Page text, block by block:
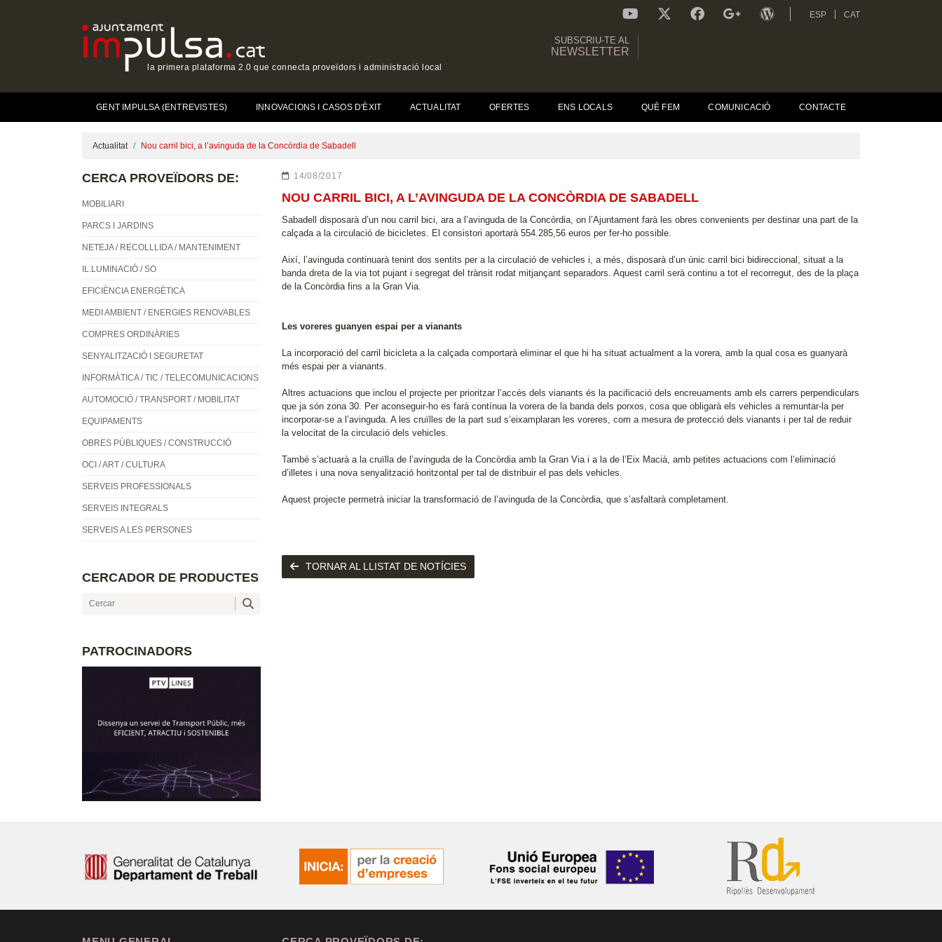
la primera plataforma 2.0 que connecta proveïdors i administració local
ESP CAT
SUBSCRIU-TE AL
NEWSLETTER
GENT IMPULSA (ENTREVISTES) INNOVACIONS I CASOS D'ÈXIT ACTUALITAT(CURRENT)OFERTES ENS LOCALS QUÈ FEM COMUNICACIÓ CONTACTE
Actualitat Nou carril bici, a l’avinguda de la Concòrdia de Sabadell
CERCA PROVEÏDORS DE:
MOBILIARI
PARCS I JARDINS
NETEJA / RECOLLLIDA / MANTENIMENT
IL.LUMINACIÓ / SO
EFICIÈNCIA ENERGÈTICA
MEDI AMBIENT / ENERGIES RENOVABLES
COMPRES ORDINÀRIES
SENYALITZACIÓ I SEGURETAT
INFORMÀTICA / TIC / TELECOMUNICACIONS
AUTOMOCIÓ / TRANSPORT / MOBILITAT
EQUIPAMENTS
OBRES PÚBLIQUES / CONSTRUCCIÓ
OCI / ART / CULTURA
SERVEIS PROFESSIONALS
SERVEIS INTEGRALS
SERVEIS A LES PERSONES
CERCADOR DE PRODUCTES
PATROCINADORS
14/08/2017
NOU CARRIL BICI, A L’AVINGUDA DE LA CONCÒRDIA DE SABADELL
Sabadell disposarà d’un nou carril bici, ara a l’avinguda de la Concòrdia, on l’Ajuntament farà les obres convenients per destinar una part de la
calçada a la circulació de bicicletes. El consistori aportarà 554.285,56 euros per fer-ho possible.
Així, l’avinguda continuarà tenint dos sentits per a la circulació de vehicles i, a més, disposarà d’un únic carril bici bidireccional, situat a la
banda dreta de la via tot pujant i segregat del trànsit rodat mitjançant separadors. Aquest carril serà continu a tot el recorregut, des de la plaça
de la Concòrdia fins a la Gran Via.
Les voreres guanyen espai per a vianants
La incorporació del carril bicicleta a la calçada comportarà eliminar el que hi ha situat actualment a la vorera, amb la qual cosa es guanyarà
més espai per a vianants.
Altres actuacions que inclou el projecte per prioritzar l’accés dels vianants és la pacificació dels encreuaments amb els carrers perpendiculars
que ja són zona 30. Per aconseguir-ho es farà contínua la vorera de la banda dels porxos, cosa que obligarà els vehicles a remuntar-la per
incorporar-se a l’avinguda. A les cruïlles de la part sud s’eixamplaran les voreres, com a mesura de protecció dels vianants i per tal de reduir
la velocitat de la circulació dels vehicles.
També s’actuarà a la cruïlla de l’avinguda de la Concòrdia amb la Gran Via i a la de l’Eix Macià, amb petites actuacions com l’eliminació
d’illetes i una nova senyalització horitzontal per tal de distribuir el pas dels vehicles.
Aquest projecte permetrà iniciar la transformació de l’avinguda de la Concòrdia, que s’asfaltarà completament.
TORNAR AL LLISTAT DE NOTÍCIES